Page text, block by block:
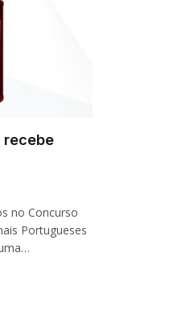
recebe
no Concurso
Portugueses